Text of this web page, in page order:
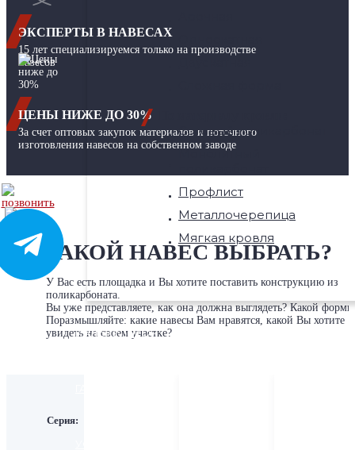
Сотовый поликарбонат
Монолитный
Профлист
Металлочерепица
Мягкая кровля
КАЛЬКУЛЯТОР
ЭКСПЕРТЫ В НАВЕСАХ
15 лет специализируемся только на производстве
навесов
ЦЕНЫ НИЖЕ ДО 30%
За счет оптовых закупок материалов и поточного
изготовления навесов на собственном заводе
КАКОЙ НАВЕС ВЫБРАТЬ?
У Вас есть площадка и Вы хотите поставить конструкцию из
поликарбоната.
Вы уже представляете, как она должна выглядеть? Какой
Поразмышляйте: какие навесы Вам нравятся, какой Вы хотите
увидеть на своем участке?
Серия: